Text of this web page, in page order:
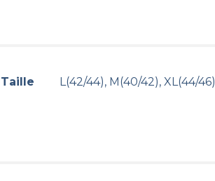
Taille L(42/44), M(40/42), XL(44/46)